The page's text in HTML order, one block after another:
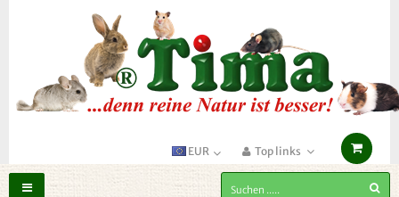
Top links
EUR
Toggle